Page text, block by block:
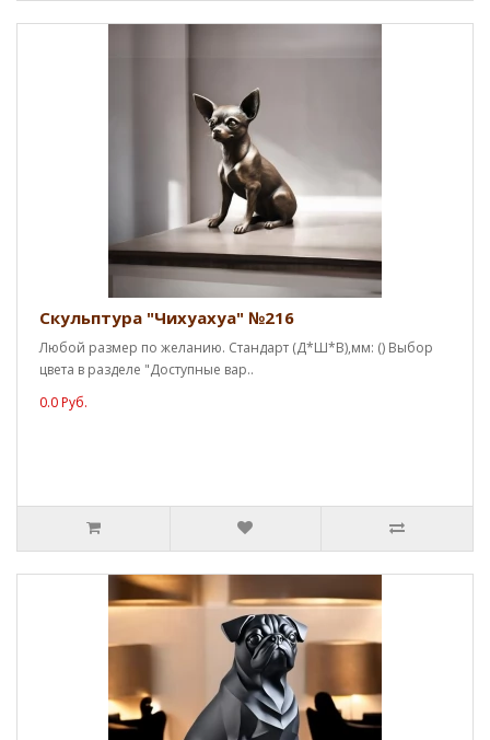
Скульптура "Чихуахуа" №216
Любой размер по желанию. Стандарт (Д*Ш*В),мм: () Выбор
цвета в разделе "Доступные вар..
0.0 Руб.